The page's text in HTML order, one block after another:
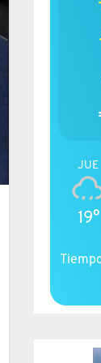
JUE
19°